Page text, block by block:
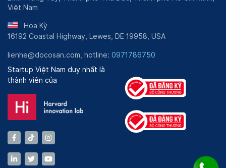
Việt Nam
Hoa Kỳ
16192 Coastal Highway, Lewes, DE 19958, USA
lienhe@docosan.com, hotline: 0971786750
Startup Việt Nam duy nhất là
thành viên của